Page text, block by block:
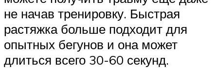
не начав тренировку. Быстрая
растяжка больше подходит для
опытных бегунов и она может
длиться всего 30-60 секунд.